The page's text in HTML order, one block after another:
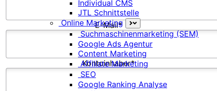
Individual CMS
JTL Schnittstelle
Online Marketing
Suchmaschinenmarketing (SEM)
Google Ads Agentur
Content Marketing
Affiliate Marketing
SEO
Google Ranking Analyse
E-Mail*
Kontoinhaber*